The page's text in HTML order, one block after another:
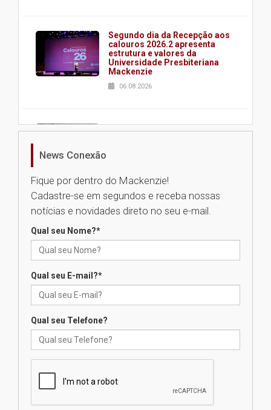
Segundo dia da Recepção aos
calouros 2026.2 apresenta
estrutura e valores da
Universidade Presbiteriana
Mackenzie
06.08.2026
Nova apresentação do Centro
Universidade Mackenzie
realizará nova edição da Feira
das novas tecnologias em
calouros do segundo semestre
04.08.2026
News Conexão
Fique por dentro do Mackenzie!
Cadastre-se em segundos e receba nossas
notícias e novidades direto no seu e-mail.
Qual seu Nome?*
Qual seu E-mail?*
Qual seu Telefone?